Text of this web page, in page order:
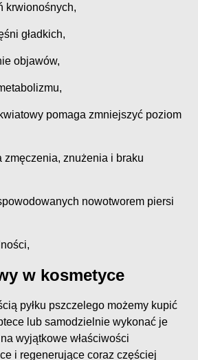
krwionośnych,
gładkich,
objawów,
pomaga zmniejszyć poziom
zmęczenia, znużenia i braku
nowotworem piersi
w kosmetyce
pyłku pszczelego możemy kupić
lub samodzielnie wykonać je
wyjątkowe właściwości
i regenerujące coraz częściej